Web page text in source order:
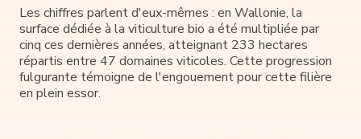
Les chiffres parlent d'eux-mêmes : en Wallonie, la
surface dédiée à la viticulture bio a été multipliée par
cinq ces dernières années, atteignant 233 hectares
répartis entre 47 domaines viticoles. Cette progression
fulgurante témoigne de l'engouement pour cette filière
en plein essor.